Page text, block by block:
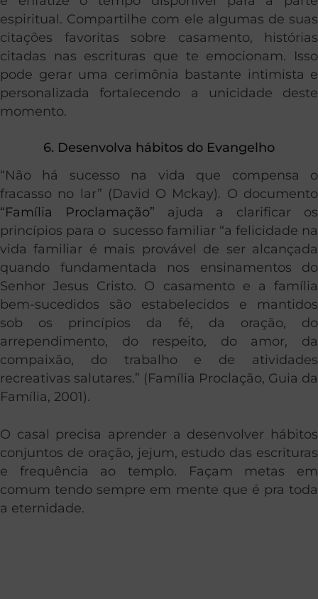
espiritual. Compartilhe com ele algumas de suas
citações favoritas sobre casamento, histórias
citadas nas escrituras que te emocionam. Isso
pode gerar uma cerimônia bastante intimista e
personalizada fortalecendo a unicidade deste
momento.
6. Desenvolva hábitos do Evangelho
“Não há sucesso na vida que compensa o
fracasso no lar” (David O Mckay). O documento
“Família Proclamação” ajuda a clarificar os
princípios para o sucesso familiar “a felicidade na
vida familiar é mais provável de ser alcançada
quando fundamentada nos ensinamentos do
Senhor Jesus Cristo. O casamento e a família
bem-sucedidos são estabelecidos e mantidos
sob os princípios da fé, da oração, do
arrependimento, do respeito, do amor, da
compaixão, do trabalho e de atividades
recreativas salutares.” (Família Proclação, Guia da
Família, 2001).
O casal precisa aprender a desenvolver hábitos
conjuntos de oração, jejum, estudo das escrituras
e frequência ao templo. Façam metas em
comum tendo sempre em mente que é pra toda
a eternidade.